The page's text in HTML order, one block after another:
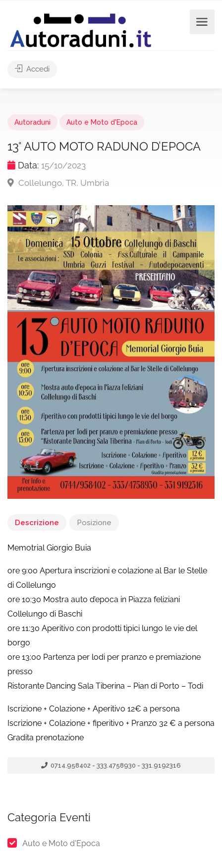
Accedi
Autoraduni Auto e Moto d'Epoca
13° AUTO MOTO RADUNO D’EPOCA
Data: 15/10/2023
Collelungo, TR, Umbria
Descrizione Posizione
Memotrial Giorgio Buia
ore 9:00 Apertura inscrizioni e colazione al Bar le Stelle
di Collelungo
ore 10:30 Mostra auto d’epoca in Piazza feliziani
Collelungo di Baschi
ore 11:30 Aperitivo con prodotti tipici lungo le vie del
borgo
ore 13:00 Partenza per lodi per pranzo e premiazione
presso
Ristorante Dancing Sala Tiberina – Pian di Porto – Todi
Iscrizione + Colazione + Aperitivo 12€ a persona
Iscrizione + Colazione + fiperitivo + Pranzo 32 € a persona
Gradita prenotazione
0714.958402 - 333.4758930 - 331.9192316
Categoria Eventi
Auto e Moto d'Epoca